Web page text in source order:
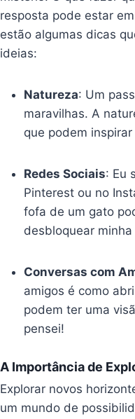
resposta pode estar
estão algumas dicas
ideias:
Natureza: Um
maravilhas. A
que podem
Redes Sociais: Eu
Pinterest ou no
fofa de um gato
desbloquear
Conversas com
amigos é como
podem ter uma
pensei!
A Importância de
Explorar novos
um mundo de